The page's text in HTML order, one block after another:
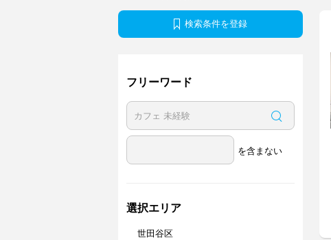
検索条件を登録
フリーワード
を含まない
選択エリア
世田谷区